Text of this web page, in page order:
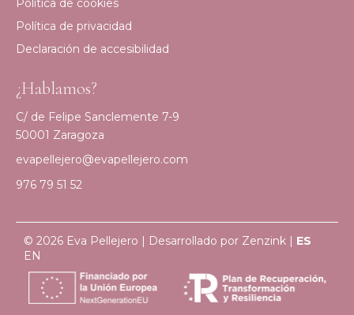
Política de cookies
Política de privacidad
Declaración de accesibilidad
¿Hablamos?
C/ de Felipe Sanclemente 7-9
50001 Zaragoza
evapellejero@evapellejero.com
976 79 51 52
© 2026 Eva Pellejero | Desarrollado por Zenzink | ES
EN